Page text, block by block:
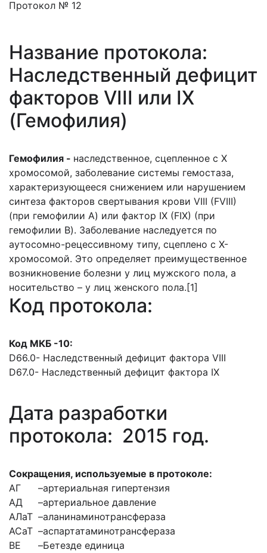
Протокол № 12
Название протокола:
Наследственный дефицит
факторов VIII или IX
(Гемофилия)
Гемофилия - наследственное, сцепленное с X
хромосомой, заболевание системы гемостаза,
характеризующееся снижением или нарушением
синтеза факторов свертывания крови VIII (FVIII)
(при гемофилии А) или фактор IX (FIX) (при
гемофилии В). Заболевание наследуется по
аутосомно-рецессивному типу, сцеплено с Х-
хромосомой. Это определяет преимущественное
возникновение болезни у лиц мужского пола, а
носительство – у лиц женского пола.[1]
Код протокола:
Код МКБ -10:
D66.0- Наследственный дефицит фактора VIII
D67.0- Наследственный дефицит фактора IX
Дата разработки
протокола: 2015 год.
Сокращения, используемые в протоколе:
АГ
–артериальная гипертензия
АД
–артериальное давление
АЛаТ –аланинаминотрансфераза
АСаТ –аспартатаминотрансфераза
ВЕ
–Бетезде единица